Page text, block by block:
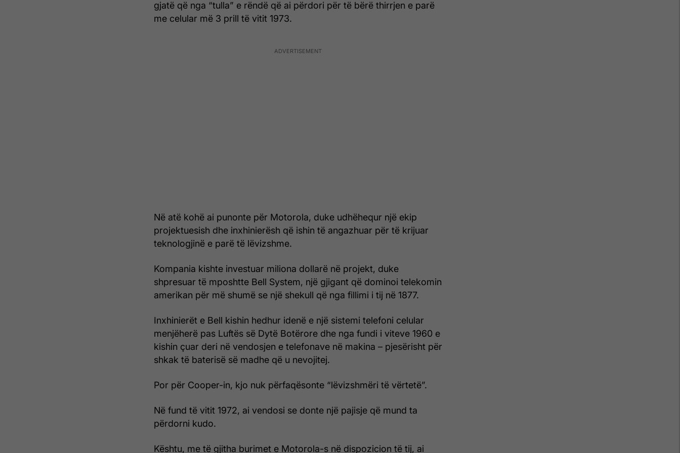
gjatë që nga “tulla” e rëndë që ai përdori për të bërë thirrjen e parë
me celular më 3 prill të vitit 1973.
Në atë kohë ai punonte për Motorola, duke udhëhequr një ekip
projektuesish dhe inxhinierësh që ishin të angazhuar për të krijuar
teknologjinë e parë të lëvizshme.
Kompania kishte investuar miliona dollarë në projekt, duke
shpresuar të mposhtte Bell System, një gjigant që dominoi telekomin
amerikan për më shumë se një shekull që nga fillimi i tij në 1877.
Inxhinierët e Bell kishin hedhur idenë e një sistemi telefoni celular
menjëherë pas Luftës së Dytë Botërore dhe nga fundi i viteve 1960 e
kishin çuar deri në vendosjen e telefonave në makina – pjesërisht për
shkak të baterisë së madhe që u nevojitej.
Por për Cooper-in, kjo nuk përfaqësonte “lëvizshmëri të vërtetë”.
Në fund të vitit 1972, ai vendosi se donte një pajisje që mund ta
përdorni kudo.
Kështu, me të gjitha burimet e Motorola-s në dispozicion të tij, ai